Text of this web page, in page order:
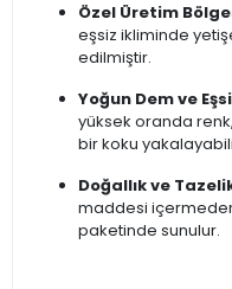
Özel Üretim
eşsiz ikliminde
edilmiştir.
Yoğun Dem ve
yüksek oranda
bir koku
Doğallık ve
maddesi
paketinde sunulur.